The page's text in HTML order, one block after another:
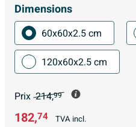
Dimensions
60x60x2.5 cm
120x60x2.5 cm
Prix 214,99
182,74 TVA incl.